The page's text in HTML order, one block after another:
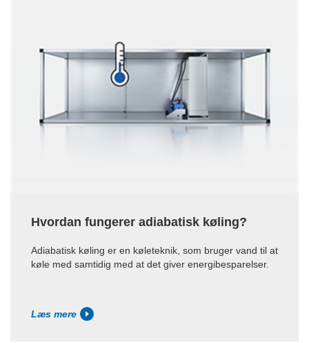
Hvordan fungerer adiabatisk køling?
Adiabatisk køling er en køleteknik, som bruger vand til at
køle med samtidig med at det giver energibesparelser.
Læs mere